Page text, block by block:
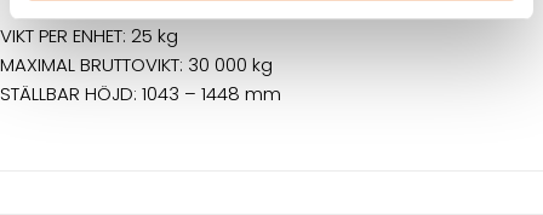
VIKT PER ENHET: 25 kg
MAXIMAL BRUTTOVIKT: 30 000 kg
STÄLLBAR HÖJD: 1043 – 1448 mm